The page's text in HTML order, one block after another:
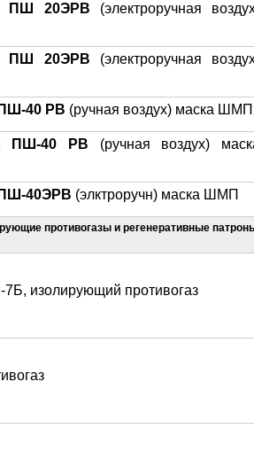
ПШ 20ЭРВ (электроручная
ПШ 20ЭРВ (электроручная
40 РВ (ручная воздух) маска ШМП
ПШ-40 РВ (ручная воздух)
40ЭРВ (элктроручн) маска ШМП
противогазы и регенеративные
изолирующий противогаз